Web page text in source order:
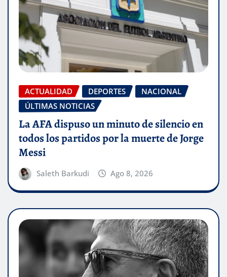
ACTUALIDAD DEPORTES
NACIONAL
ÚLTIMAS NOTICIAS
La AFA dispuso un minuto de silencio en
todos los partidos por la muerte de Jorge
Messi
Saleth Barkudi Ago 8, 2026